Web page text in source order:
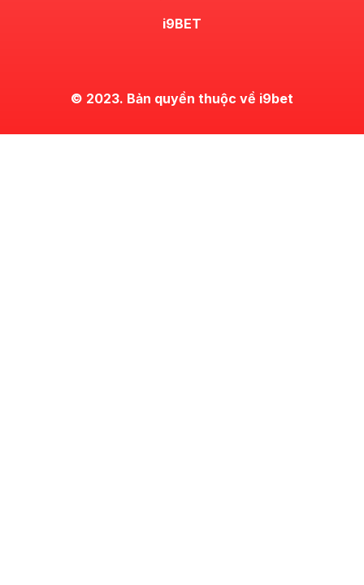
i9BET
© 2023. Bản quyền thuộc về i9bet